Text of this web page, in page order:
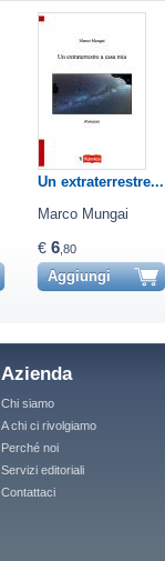
Un extraterrestre...
Marco Mungai
€ 6,80
Aggiungi
Azienda
Chi siamo
A chi ci rivolgiamo
Perché noi
Servizi editoriali
Contattaci